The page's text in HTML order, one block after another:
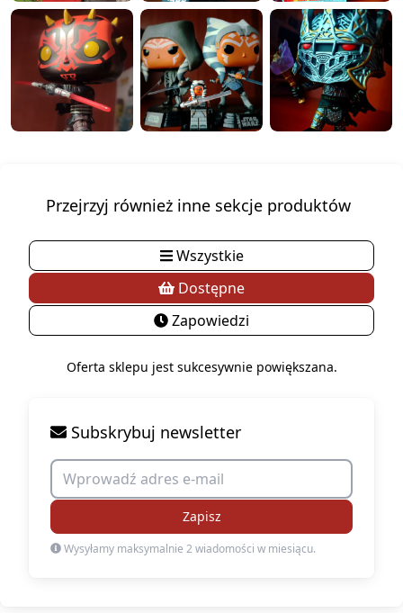
Przejrzyj również inne sekcje produktów
Wszystkie
Dostępne
Zapowiedzi
Oferta sklepu jest sukcesywnie powiększana.
Subskrybuj newsletter
Zapisz
Wysyłamy maksymalnie 2 wiadomości w miesiącu.